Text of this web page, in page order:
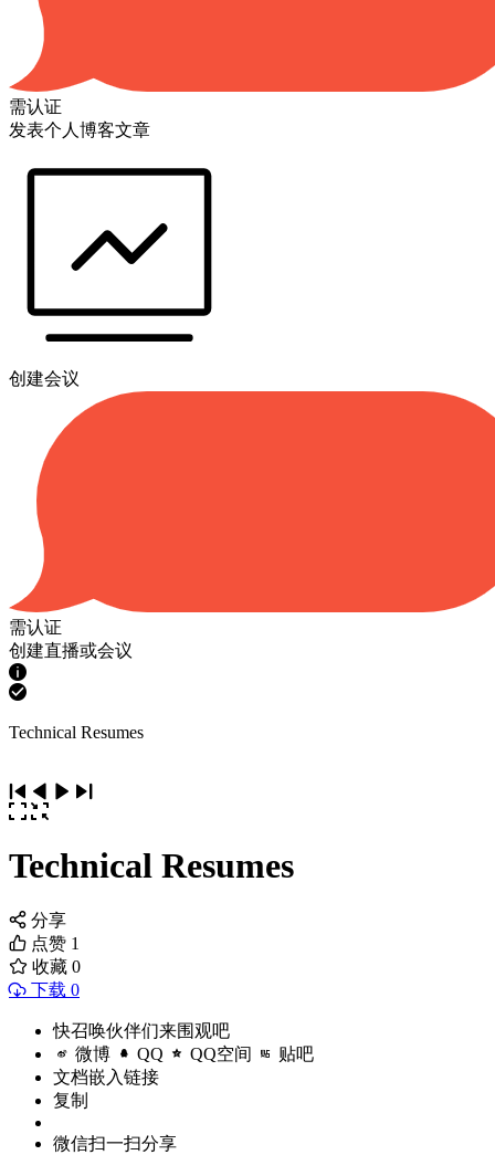
需认证
发表个人博客文章
创建会议
需认证
创建直播或会议
Technical Resumes
Technical Resumes
分享
点赞 1
收藏 0
下载 0
快召唤伙伴们来围观吧
微博 QQ QQ空间 贴吧
文档嵌入链接
复制
微信扫一扫分享